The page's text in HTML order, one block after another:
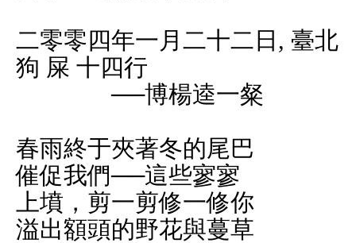
二零零四年一月二十二日, 臺北
狗 屎 十四行
──博楊逵一粲
春雨終于夾著冬的尾巴
催促我們──這些寥寥
上墳，剪一剪修一修你
溢出額頭的野花與蔓草